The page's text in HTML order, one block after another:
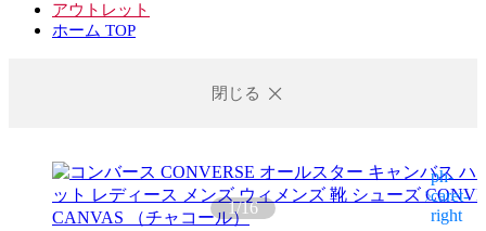
アウトレット
ホーム TOP
閉じる
1/16